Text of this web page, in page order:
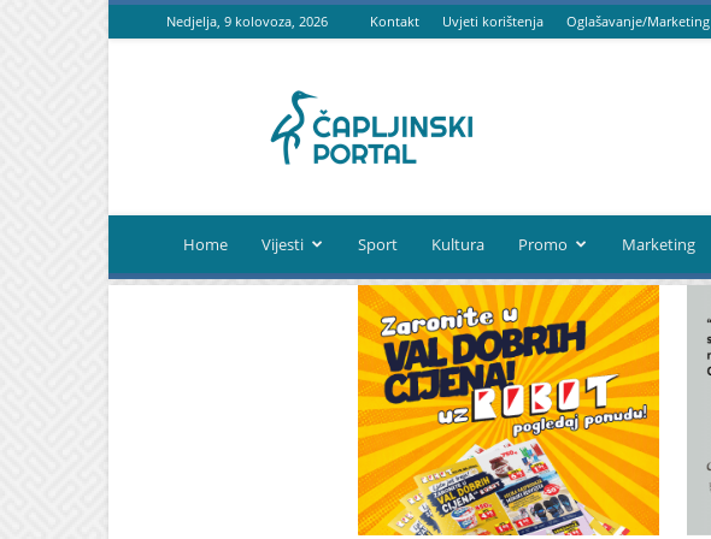
Nedjelja, 9 kolovoza, 2026 Kontakt Uvjeti korištenja Oglašavanje/Marketing
portal
Home Vijesti Sport Kultura Promo Marketing